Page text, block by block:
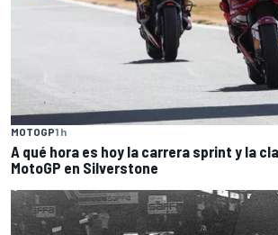
MOTOGP1 h
A qué hora es hoy la carrera sprint y la
MotoGP en Silverstone